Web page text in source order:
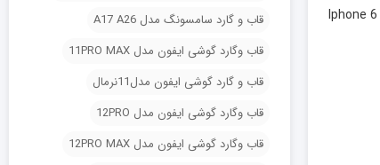
قاب و گارد سامسونگ مدل A17 A26
قاب وگارد گوشی ایفون مدل 11PRO MAX
قاب و گارد گوشی ایفون مدل11نرمال
قاب وگارد گوشی ایفون مدل 12PRO
قاب وگارد گوشی ایفون مدل 12PRO MAX